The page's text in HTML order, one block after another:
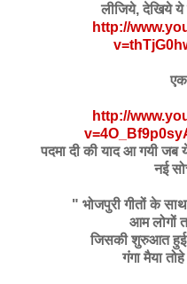
लीजिये, देखिये ये
http://
http://
पदमा दी की याद आ गयी
नई
" भोजपुरीगीतों के
आम लोगों
जिसकी शुरुआत हुई
गंगा मैया